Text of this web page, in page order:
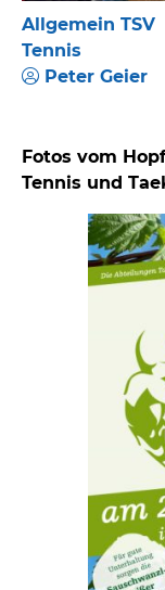
Allgemein TSV
Tennis
Peter Geier
Fotos vom
Tennis und